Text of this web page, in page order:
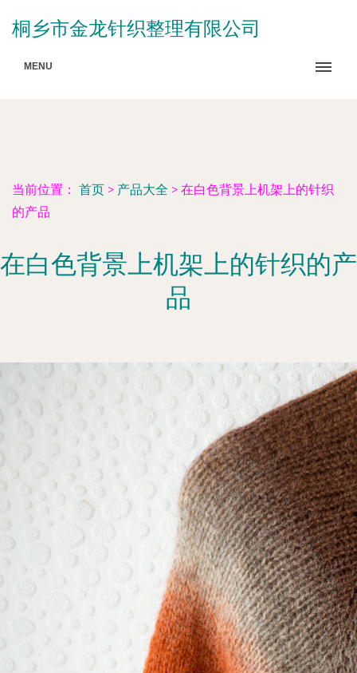
桐乡市金龙针织整理有限公司
MENU
当前位置： 首页 > 产品大全 > 在白色背景上机架上的针织
的产品
在白色背景上机架上的针织的产
品